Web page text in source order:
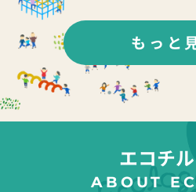
もっと
エコチ
ABOUT